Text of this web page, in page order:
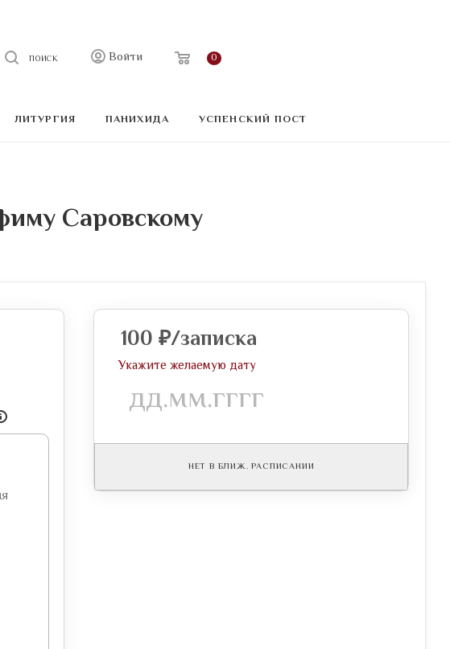
ПОИСК Войти 0
ЛИТУРГИЯ ПАНИХИДА УСПЕНСКИЙ ПОСТ
Саровскому
100 ₽/записка
Укажите желаемую дату
НЕТ В БЛИЖ. РАСПИСАНИИ